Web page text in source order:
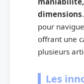
dimensions
pour
offrant une
plusieurs
Les